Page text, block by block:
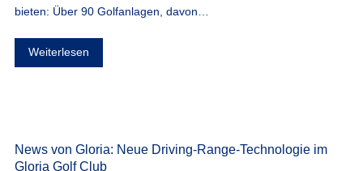
bieten: Über 90 Golfanlagen, davon…
Weiterlesen
News von Gloria: Neue Driving-Range-Technologie im
Gloria Golf Club